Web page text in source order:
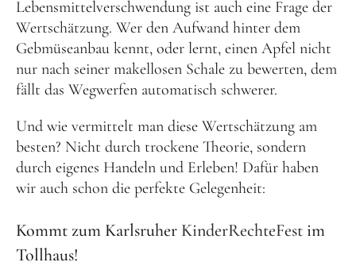
Lebensmittelverschwendung ist auch eine Frage der
Wertschätzung. Wer den Aufwand hinter dem
Gebmüseanbau kennt, oder lernt, einen Apfel nicht
nur nach seiner makellosen Schale zu bewerten, dem
fällt das Wegwerfen automatisch schwerer.
Und wie vermittelt man diese Wertschätzung am
besten? Nicht durch trockene Theorie, sondern
durch eigenes Handeln und Erleben! Dafür haben
wir auch schon die perfekte Gelegenheit:
Kommt zum Karlsruher KinderRechteFestim
Tollhaus!